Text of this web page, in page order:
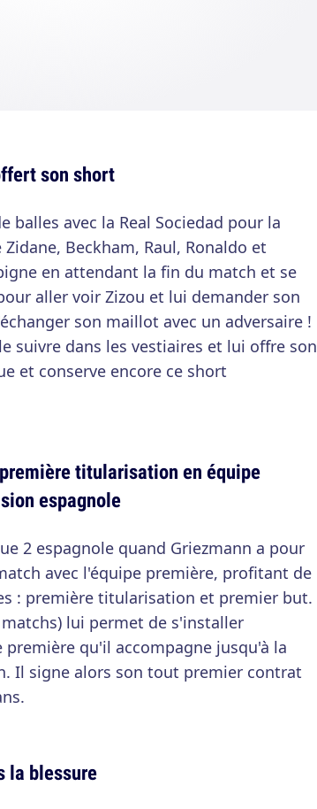
son short
balles avec la Real Sociedad pour la
Beckham, Raul, Ronaldo et
en attendant la fin du match et se
aller voir Zizou et lui demander son
son maillot avec un adversaire !
suivre dans les vestiaires et lui offre son
et conserve encore ce short
titularisation en équipe
espagnole
2 espagnole quand Griezmann a pour
avec l'équipe première, profitant de
: première titularisation et premier but.
lui permet de s'installer
qu'il accompagne jusqu'à la
Il signe alors son tout premier contrat
la blessure